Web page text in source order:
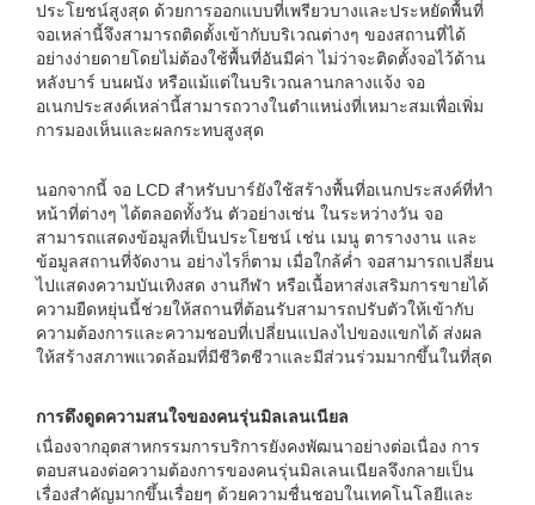
ประโยชน์สูงสุด ด้วยการออกแบบที่เพรียวบางและประหยัดพื้นที่
จอเหล่านี้จึงสามารถติดตั้งเข้ากับบริเวณต่างๆ ของสถานที่ได้
อย่างง่ายดายโดยไม่ต้องใช้พื้นที่อันมีค่า ไม่ว่าจะติดตั้งจอไว้ด้าน
หลังบาร์ บนผนัง หรือแม้แต่ในบริเวณลานกลางแจ้ง จอ
อเนกประสงค์เหล่านี้สามารถวางในตำแหน่งที่เหมาะสมเพื่อเพิ่ม
การมองเห็นและผลกระทบสูงสุด
นอกจากนี้ จอ LCD สำหรับบาร์ยังใช้สร้างพื้นที่อเนกประสงค์ที่ทำ
หน้าที่ต่างๆ ได้ตลอดทั้งวัน ตัวอย่างเช่น ในระหว่างวัน จอ
สามารถแสดงข้อมูลที่เป็นประโยชน์ เช่น เมนู ตารางงาน และ
ข้อมูลสถานที่จัดงาน อย่างไรก็ตาม เมื่อใกล้ค่ำ จอสามารถเปลี่ยน
ไปแสดงความบันเทิงสด งานกีฬา หรือเนื้อหาส่งเสริมการขายได้
ความยืดหยุ่นนี้ช่วยให้สถานที่ต้อนรับสามารถปรับตัวให้เข้ากับ
ความต้องการและความชอบที่เปลี่ยนแปลงไปของแขกได้ ส่งผล
ให้สร้างสภาพแวดล้อมที่มีชีวิตชีวาและมีส่วนร่วมมากขึ้นในที่สุด
การดึงดูดความสนใจของคนรุ่นมิลเลนเนียล
เนื่องจากอุตสาหกรรมการบริการยังคงพัฒนาอย่างต่อเนื่อง การ
ตอบสนองต่อความต้องการของคนรุ่นมิลเลนเนียลจึงกลายเป็น
เรื่องสำคัญมากขึ้นเรื่อยๆ ด้วยความชื่นชอบในเทคโนโลยีและ